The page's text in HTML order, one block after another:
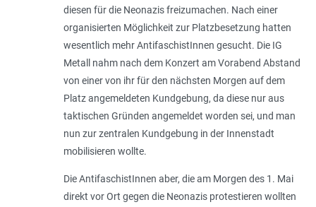
diesen für die Neonazis freizumachen. Nach einer
organisierten Möglichkeit zur Platzbesetzung hatten
wesentlich mehr AntifaschistInnen gesucht. Die IG
Metall nahm nach dem Konzert am Vorabend Abstand
von einer von ihr für den nächsten Morgen auf dem
Platz angemeldeten Kundgebung, da diese nur aus
taktischen Gründen angemeldet worden sei, und man
nun zur zentralen Kundgebung in der Innenstadt
mobilisieren wollte.
Die AntifaschistInnen aber, die am Morgen des 1. Mai
direkt vor Ort gegen die Neonazis protestieren wollten